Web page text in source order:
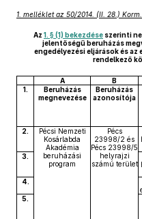
1. melléklet az 50/2014. (II. 28.)
Az 1. § (1) bekezdése szerinti
jelentőségű beruházás
engedélyezési eljárások és
rendelkező
A B
1.
Beruházás
megnevezése
Beruházás
azonosítója
2.
Pécsi Nemzeti
Kosárlabda
Akadémia
beruházási
program
Pécs
23998/2 és
Pécs 23998/5
helyrajzi
számú terület
3.
4.
5.